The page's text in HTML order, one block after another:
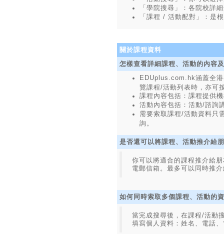
「學院搜尋」：各院校詳
「課程 / 活動配對」：是
關於課程資料
怎樣查看詳細課程、活動的內容
EDUplus.com.hk涵蓋全
覽課程/活動列表時，亦可
課程內容包括：課程提供
活動內容包括：活動/諮詢
需要索取課程/活動資料只
詢。
是否還可以將課程、活動推介給
你可以將適合的課程推介給
電郵信箱。最多可以同時推
如何同時索取多個課程、活動的
當完成搜尋後，在課程/活動
填寫個人資料：姓名、電話